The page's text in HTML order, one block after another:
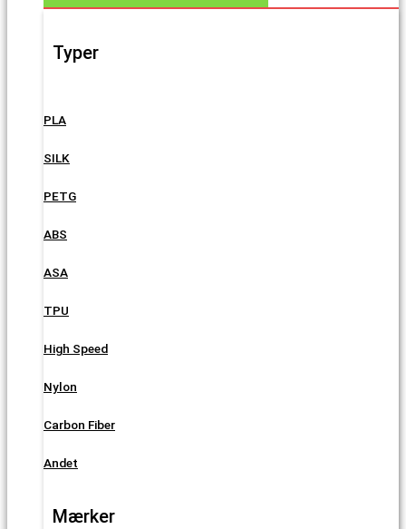
Typer
PLA
SILK
PETG
ABS
ASA
TPU
High Speed
Nylon
Carbon Fiber
Andet
Mærker